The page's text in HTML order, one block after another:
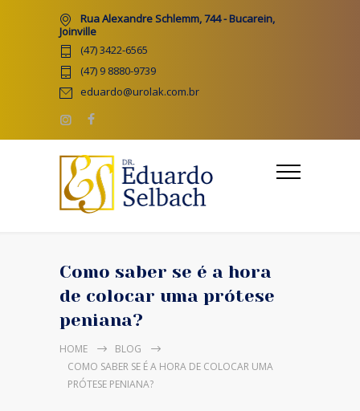
Rua Alexandre Schlemm, 744 - Bucarein,
Joinville
(47) 3422-6565
(47) 9 8880-9739
eduardo@urolak.com.br
Como saber se é a hora
de colocar uma prótese
peniana?
HOME
BLOG
COMO SABER SE É A HORA DE COLOCAR UMA
PRÓTESE PENIANA?